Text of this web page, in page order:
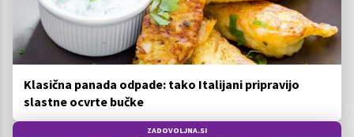
Klasična panada odpade: tako Italijani pripravijo
slastne ocvrte bučke
ZADOVOLJNA.SI